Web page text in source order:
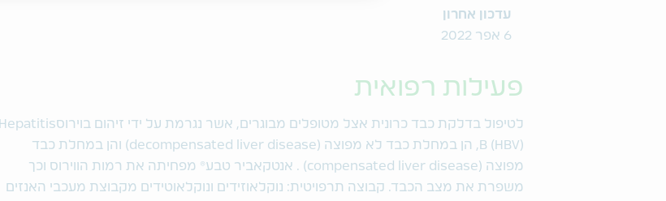
עדכון אחרון
6 אפר 2022
פעילות רפואית
לטיפול בדלקת כבד כרונית אצל מטופלים מבוגרים, אשר נגרמת על ידי זיהום בוירוסHepatitis
B (HBV), הן במחלת כבד לא מפוצה (decompensated liver disease) והן במחלת כבד
מפוצה (compensated liver disease) . אנטקאביר טבע® מפחיתה את רמות הווירוס וכך
משפרת את מצב הכבד. קבוצה תרפויטית: נוקלאוזידים ונוקלאוטידים מקבוצת מעכבי האנזים